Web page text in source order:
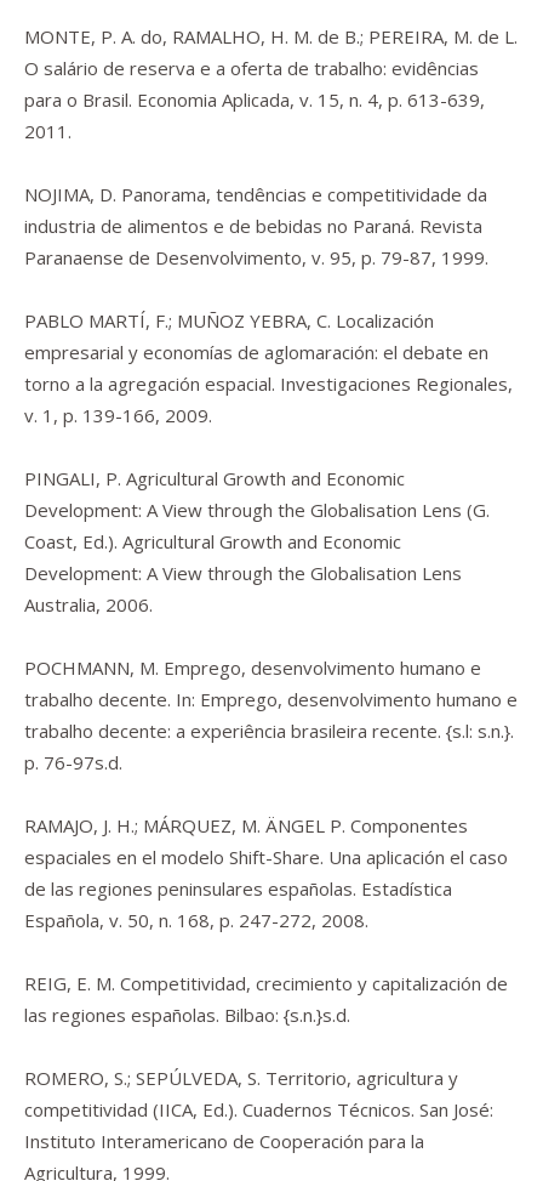
MONTE, P. A. do, RAMALHO, H. M. de B.; PEREIRA, M. de L.
O salário de reserva e a oferta de trabalho: evidências
para o Brasil. Economia Aplicada, v. 15, n. 4, p. 613-639,
2011.
NOJIMA, D. Panorama, tendências e competitividade da
industria de alimentos e de bebidas no Paraná. Revista
Paranaense de Desenvolvimento, v. 95, p. 79-87, 1999.
PABLO MARTÍ, F.; MUÑOZ YEBRA, C. Localización
empresarial y economías de aglomaración: el debate en
torno a la agregación espacial. Investigaciones Regionales,
v. 1, p. 139-166, 2009.
PINGALI, P. Agricultural Growth and Economic
Development: A View through the Globalisation Lens (G.
Coast, Ed.). Agricultural Growth and Economic
Development: A View through the Globalisation Lens
Australia, 2006.
POCHMANN, M. Emprego, desenvolvimento humano e
trabalho decente. In: Emprego, desenvolvimento humano e
trabalho decente: a experiência brasileira recente. {s.l: s.n.}.
p. 76-97s.d.
RAMAJO, J. H.; MÁRQUEZ, M. ÄNGEL P. Componentes
espaciales en el modelo Shift-Share. Una aplicación el caso
de las regiones peninsulares españolas. Estadística
Española, v. 50, n. 168, p. 247-272, 2008.
REIG, E. M. Competitividad, crecimiento y capitalización de
las regiones españolas. Bilbao: {s.n.}s.d.
ROMERO, S.; SEPÚLVEDA, S. Territorio, agricultura y
competitividad (IICA, Ed.). Cuadernos Técnicos. San José:
Instituto Interamericano de Cooperación para la
Agricultura, 1999.